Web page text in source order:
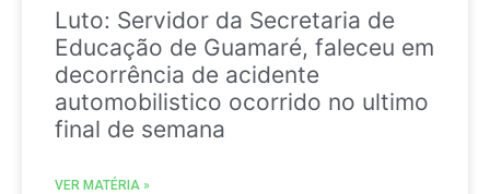
Luto: Servidor da Secretaria de
Educação de Guamaré, faleceu em
decorrência de acidente
automobilistico ocorrido no ultimo
final de semana
VER MATÉRIA »